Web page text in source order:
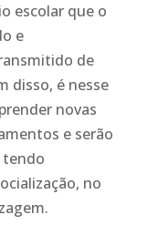
escolar que o
e
de
disso, é nesse
novas
e serão
tendo
no